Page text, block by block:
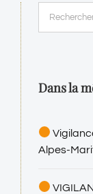
Dans la
Alpes-